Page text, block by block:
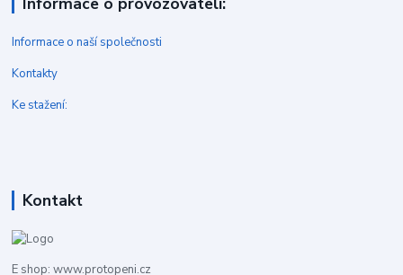
Informace o naší společnosti
Kontakty
Ke stažení:
Kontakt
E shop: www.protopeni.cz